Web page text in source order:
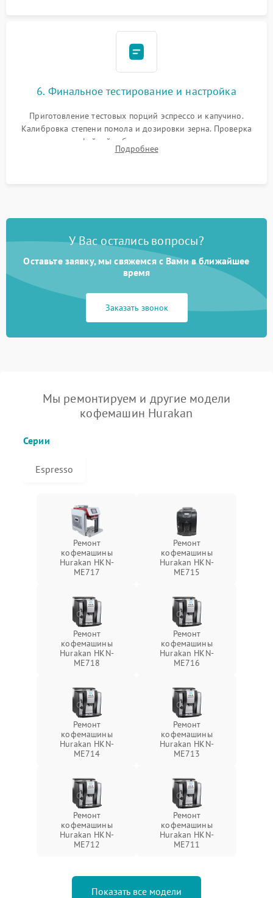
6. Финальное тестирование и настройка
Приготовление тестовых порций эспрессо и капучино.
Калибровка степени помола и дозировки зерна. Проверка
плотности кофейной таблетки, температуры напитка и
качества молочной пены. Контроль отсутствия посторонних
Подробнее
У Вас остались вопросы?
Оставьте заявку, мы свяжемся с Вами в ближайшее
время
Заказать звонок
Мы ремонтируем и другие модели
кофемашин Hurakan
Серии
Espresso
Ремонт
кофемашины
Hurakan HKN-
ME717
Ремонт
кофемашины
Hurakan HKN-
ME715
Ремонт
кофемашины
Hurakan HKN-
ME718
Ремонт
кофемашины
Hurakan HKN-
ME716
Ремонт
кофемашины
Hurakan HKN-
ME714
Ремонт
кофемашины
Hurakan HKN-
ME713
Ремонт
кофемашины
Hurakan HKN-
ME712
Ремонт
кофемашины
Hurakan HKN-
ME711
Показать все модели